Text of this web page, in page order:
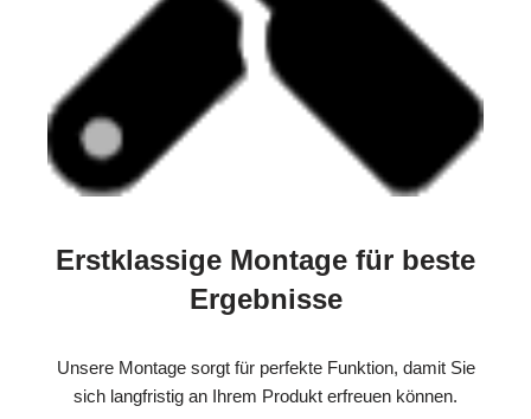
Erstklassige Montage für beste
Ergebnisse
Unsere Montage sorgt für perfekte Funktion, damit Sie
sich langfristig an Ihrem Produkt erfreuen können.